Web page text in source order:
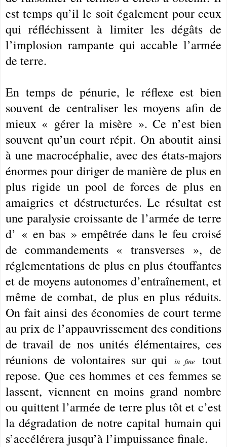
est temps qu’il le soit également pour ceux
qui réfléchissent à limiter les dégâts de
l’implosion rampante qui accable l’armée
de terre.
En temps de pénurie, le réflexe est bien
souvent de centraliser les moyens afin de
mieux « gérer la misère ». Ce n’est bien
souvent qu’un court répit. On aboutit ainsi
à une macrocéphalie, avec des états-majors
énormes pour diriger de manière de plus en
plus rigide un pool de forces de plus en
amaigries et déstructurées. Le résultat est
une paralysie croissante de l’armée de terre
d’ « en bas » empêtrée dans le feu croisé
de commandements « transverses », de
réglementations de plus en plus étouffantes
et de moyens autonomes d’entraînement, et
même de combat, de plus en plus réduits.
On fait ainsi des économies de court terme
au prix de l’appauvrissement des conditions
de travail de nos unités élémentaires, ces
réunions de volontaires sur qui
in fine
tout
repose. Que ces hommes et ces femmes se
lassent, viennent en moins grand nombre
ou quittent l’armée de terre plus tôt et c’est
la dégradation de notre capital humain qui
s’accélérera jusqu’à l’impuissance finale.